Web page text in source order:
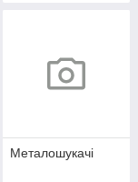
Металошукачі